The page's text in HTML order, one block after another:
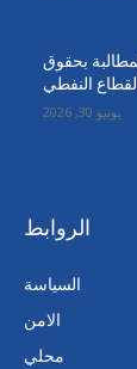
بحقوق
النفطي
يونيو 30, 2026
الروابط
السياسة
الامن
محلي